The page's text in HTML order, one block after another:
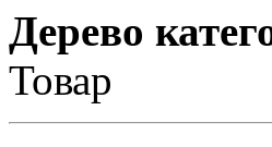
Дерево
Товар